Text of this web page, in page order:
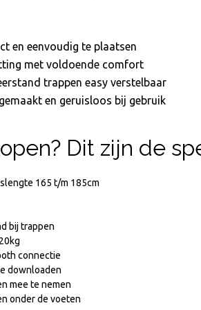
en eenvoudig te plaatsen
met voldoende comfort
trappen easy verstelbaar
en geruisloos bij gebruik
Dit zijn de
165 t/m 185cm
bij trappen
connectie
downloaden
mee te nemen
onder de voeten